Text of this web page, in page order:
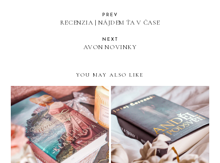
PREV
RECENZIA | NÁJDEM ŤA V ČASE
NEXT
AVON NOVINKY
YOU MAY ALSO LIKE
RECENZIA | Julie
KLASSEN Učiteľova dcéra
RECENZIA | JURAJ
ČERVEŇÁK Anděl v
podsvětí